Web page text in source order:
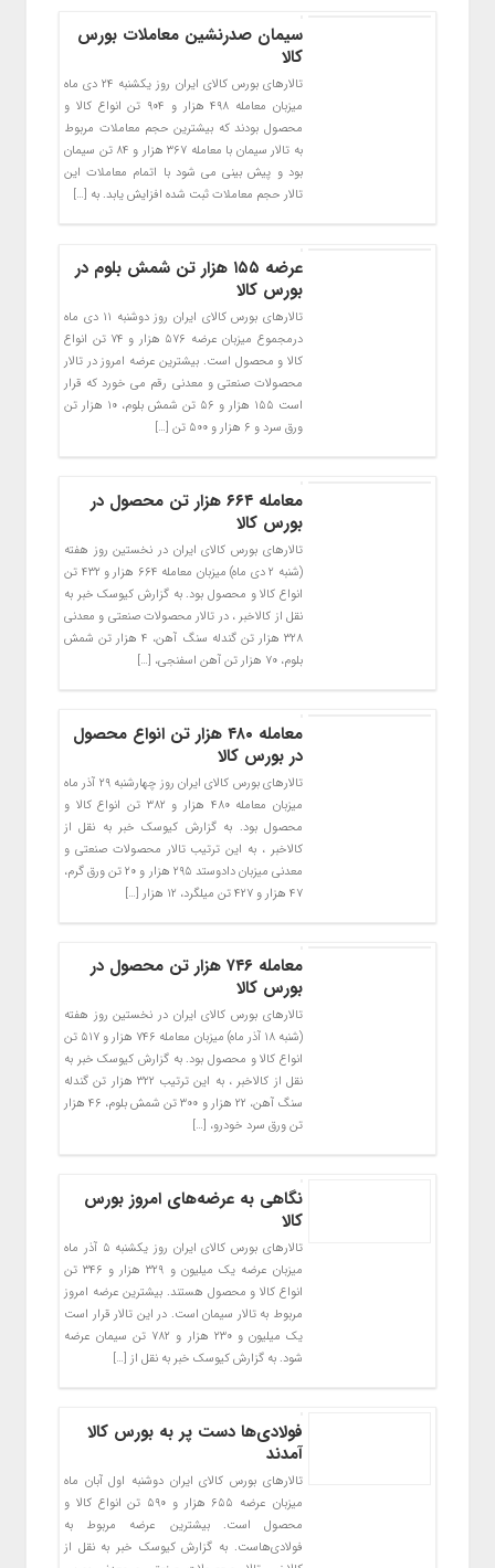
سیمان صدرنشین معاملات بورس
کالا
تالارهای بورس کالای ایران روز یکشنبه ۲۴ دی ماه
میزبان معامله ۴۹۸ هزار و ۹۰۴ تن انواع کالا و
محصول بودند که بیشترین حجم معاملات مربوط
به تالار سیمان با معامله ۳۶۷ هزار و ۸۴ تن سیمان
بود و پیش بینی می شود با اتمام معاملات این
تالار حجم معاملات ثبت شده افزایش یابد. به […]
عرضه ۱۵۵ هزار تن شمش بلوم در
بورس کالا
تالارهای بورس کالای ایران روز دوشنبه ۱۱ دی ماه
درمجموع میزبان عرضه ۵۷۶ هزار و ۷۴ تن انواع
کالا و محصول است. بیشترین عرضه امروز در تالار
محصولات صنعتی و معدنی رقم می خورد که قرار
است ۱۵۵ هزار و ۵۶ تن شمش بلوم، ۱۰ هزار تن
ورق سرد و ۶ هزار و ۵۰۰ تن […]
معامله ۶۶۴ هزار تن محصول در
بورس کالا
تالارهای بورس کالای ایران در نخستین روز هفته
(شنبه ۲ دی ماه) میزبان معامله ۶۶۴ هزار و ۴۳۲ تن
انواع کالا و محصول بود. به گزارش کیوسک خبر به
نقل از کالاخبر ، در تالار محصولات صنعتی و معدنی
۳۲۸ هزار تن گندله سنگ آهن، ۴ هزار تن شمش
بلوم، ۷۰ هزار تن آهن اسفنجی، […]
معامله ۴۸۰ هزار تن انواع محصول
در بورس کالا
تالارهای بورس کالای ایران روز چهارشنبه ۲۹ آذر ماه
میزبان معامله ۴۸۰ هزار و ۳۸۲ تن انواع کالا و
محصول بود. به گزارش کیوسک خبر به نقل از
کالاخبر ، به این ترتیب تالار محصولات صنعتی و
معدنی میزبان دادوستد ۲۹۵ هزار و ۲۰ تن ورق گرم،
۴۷ هزار و ۴۲۷ تن میلگرد، ۱۲ هزار […]
معامله ۷۴۶ هزار تن محصول در
بورس کالا
تالارهای بورس کالای ایران در نخستین روز هفته
(شنبه ۱۸ آذر ماه) میزبان معامله ۷۴۶ هزار و ۵۱۷ تن
انواع کالا و محصول بود. به گزارش کیوسک خبر به
نقل از کالاخبر ، به این ترتیب ۳۲۲ هزار تن گندله
سنگ آهن، ۲۲ هزار و ۳۰۰ تن شمش بلوم، ۴۶ هزار
تن ورق سرد خودرو، […]
نگاهی به عرضه‌های امروز بورس
کالا
تالارهای بورس کالای ایران روز یکشنبه ۵ آذر ماه
میزبان عرضه یک میلیون و ۳۲۹ هزار و ۳۴۶ تن
انواع کالا و محصول هستند. بیشترین عرضه امروز
مربوط به تالار سیمان است. در این تالار قرار است
یک میلیون و ۲۳۰ هزار و ۷۸۲ تن سیمان عرضه
شود. به گزارش کیوسک خبر به نقل از […]
فولادی‌ها دست پر به بورس کالا
آمدند
تالارهای بورس کالای ایران دوشنبه اول آبان ماه
میزبان عرضه ۶۵۵ هزار و ۵۹۰ تن انواع کالا و
محصول است. بیشترین عرضه مربوط به
فولادی‌هاست. به گزارش کیوسک خبر به نقل از